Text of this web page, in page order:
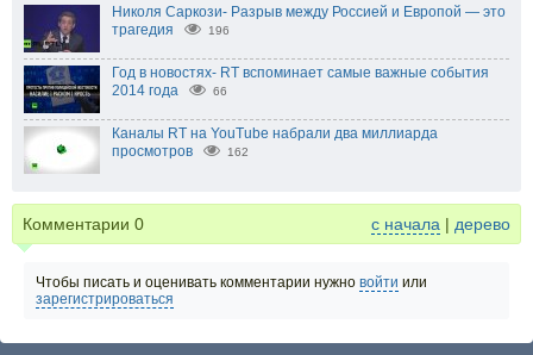
Николя Саркози- Разрыв между Россией и Европой — это
трагедия
196
Год в новостях- RT вспоминает самые важные события
2014 года
66
Каналы RT на YouTube набрали два миллиарда
просмотров
162
Комментарии 0 с начала | дерево
Чтобы писать и оценивать комментарии нужно войти или
зарегистрироваться